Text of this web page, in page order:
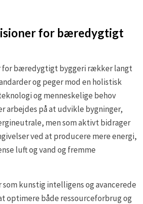
for bæredygtigt
for bæredygtigt byggeri rækker langt
og peger mod en holistisk
og menneskelige behov
arbejdes på at udvikle bygninger,
men som aktivt bidrager
ved at producere mere energi,
luft og vand og fremme
kunstig intelligens og avancerede
optimere både ressourceforbrug og